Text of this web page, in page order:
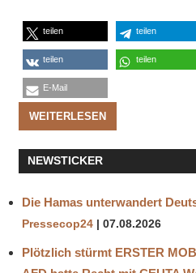
teilen teilen
teilen teilen
E-Mail
WEITERLESEN
NEWSTICKER
Die Hamas unterwandert
Pressecop24 07.08.2026
Plötzlich stürmt ERSTER